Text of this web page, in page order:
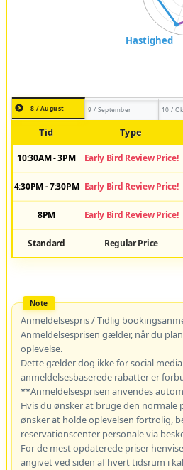
8 / August 9 / September 10 /
Tid Type
10:30AM - 3PM Early Bird Review Price!
4:30PM - 7:30PM Early Bird Review Price!
8PM Early Bird Review Price!
Standard Regular Price
Anmeldelsespris / Tidlig
Anmeldelsesprisen gælder, når du
oplevelse.
Dette gælder dog ikke for social
anmeldelsesbaserede rabatter er
**Anmeldelsesprisen anvendes
Hvis du ønsker at bruge den normale
ønsker at holde oplevelsen fortrolig,
reservationscenter personale via
For de mest opdaterede priser
angivet ved siden af hvert tidsrum i